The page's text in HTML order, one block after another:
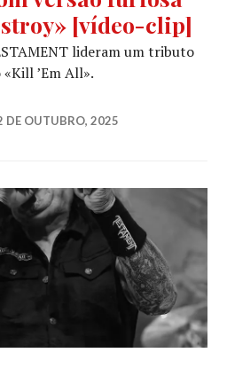
[vídeo-clip]
lideram um tributo
’Em All».
homenageiam os
DE OUTUBRO, 2025